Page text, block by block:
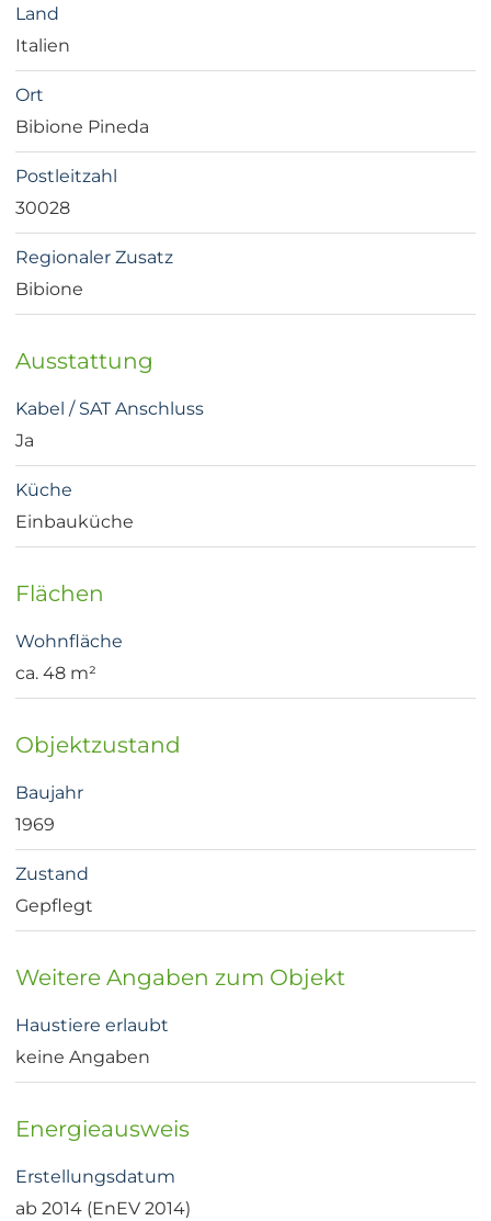
Land
Italien
Ort
Bibione Pineda
Postleitzahl
30028
Regionaler Zusatz
Bibione
Ausstattung
Kabel / SAT Anschluss
Ja
Küche
Einbauküche
Flächen
Wohnfläche
ca. 48 m²
Objektzustand
Baujahr
1969
Zustand
Gepflegt
Weitere Angaben zum Objekt
Haustiere erlaubt
keine Angaben
Energieausweis
Erstellungsdatum
ab 2014 (EnEV 2014)